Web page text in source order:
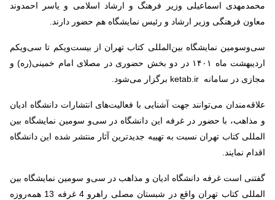
محمدمهدی اسماعیلی وزیر فرهنگ و ارشاد اسلامی و یاسر احمدوند
معاون فرهنگی وزیر ارشاد و رئیس نمایشگاه هم حضور دارند.
سی‌و‌سومین نمایشگاه بین‌المللی کتاب تهران از بیست‌ویکم تا سی‌ویکم
اردیبهشت ماه ۱۴۰۱ در دو بخش حضوری در مصلای امام خمینی(ره) و
مجازی در سامانه ketab.ir برگزار می‌شود.
علاقه‌مندان می‌توانند جهت آشنایی با فعالیت‌های انتشارات دانشگاه ادیان
و مذاهب، با حضور در غرفه این دانشگاه در سی‌و سومین نمایشگاه بین
المللی کتاب تهران نسبت به تهییه جدیدترین آثار منتشر شده این دانشگاه
اقدام نمایند.
گفتنی است غرفه دانشگاه ادیان و مذاهب در سی‌و سومین نمایشگاه بین
المللی کتاب تهران واقع در شبستان مصلی راهرو 4 غرفه 13 همه‌روزه